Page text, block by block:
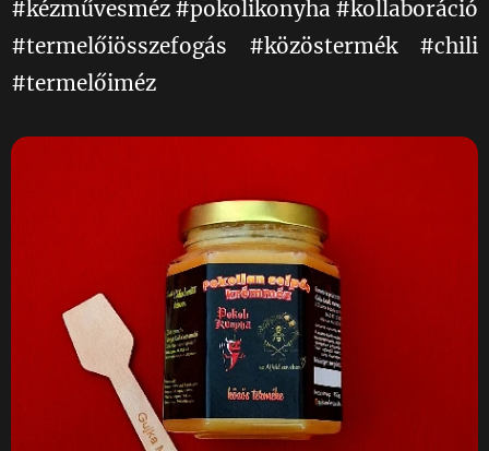
#kézművesméz #pokolikonyha #kollaboráció
#termelőiösszefogás #közöstermék #chili
#termelőiméz